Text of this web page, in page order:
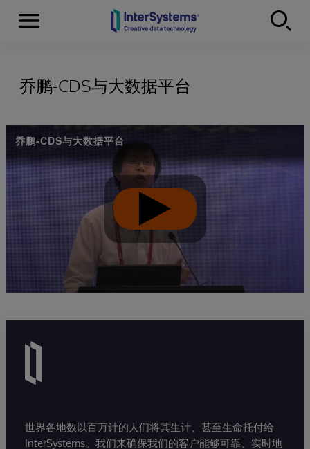
Skip to content
Menu
乔鹏-CDS与大数据平台
乔鹏-CDS与大数据平台
Play
Video
世界各地数以百万计的人们将其生计、甚至生命托付给
InterSystems。我们来确保我们的客户能够可靠、实时地